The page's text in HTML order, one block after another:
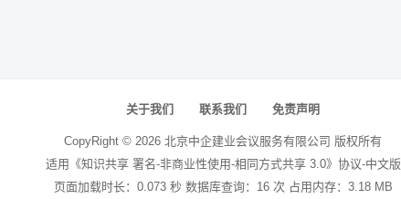
关于我们 联系我们 免责声明
CopyRight © 2026 北京中企建业会议服务有限公司 版权所有
适用《知识共享 署名-非商业性使用-相同方式共享 3.0》协议-中文版
页面加载时长：0.073 秒 数据库查询：16 次 占用内存：3.18 MB